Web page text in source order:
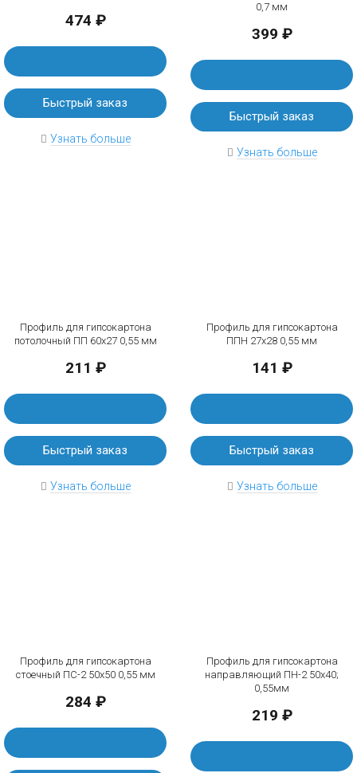
474 ₽
Быстрый заказ
Узнать больше
0,7 мм
399 ₽
Быстрый заказ
Узнать больше
Профиль для гипсокартона
потолочный ПП 60х27 0,55 мм
211 ₽
Быстрый заказ
Узнать больше
Профиль для гипсокартона
ППН 27х28 0,55 мм
141 ₽
Быстрый заказ
Узнать больше
Профиль для гипсокартона
стоечный ПС-2 50х50 0,55 мм
284 ₽
Профиль для гипсокартона
направляющий ПН-2 50x40;
0,55мм
219 ₽